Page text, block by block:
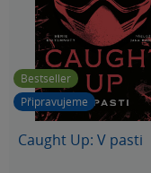
Bestseller
Připravujeme
Caught Up: V pasti